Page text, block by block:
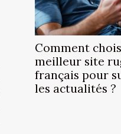
Comment
meilleur site
français pour
les actualités ?